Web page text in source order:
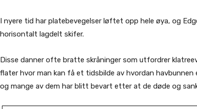
I nyere tid har platebevegelser løftet opp hele øya, og
horisontalt lagdelt skifer.
Disse danner ofte bratte skråninger som utfordrer
flater hvor man kan få et tidsbilde av hvordan
og mange av dem har blitt bevart etter at de døde og